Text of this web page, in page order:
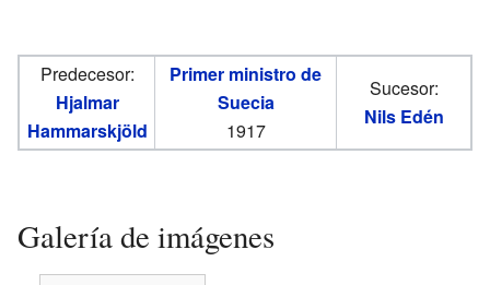
Predecesor:
Hjalmar
Hammarskjöld
Primer ministro de
Suecia
1917
Sucesor:
Nils Edén
Galería de imágenes